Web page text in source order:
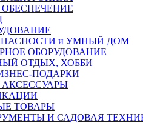
и УМНЫЙ ДОМ
ОБОРУДОВАНИЕ
ОТДЫХ, ХОББИ
ПОДАРКИ
ТОВАРЫ
И САДОВАЯ